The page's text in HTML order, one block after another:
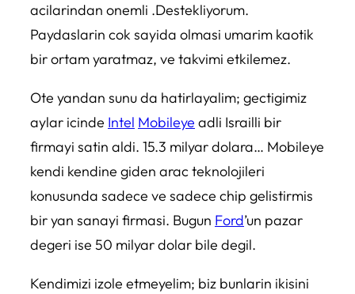
acilarindan onemli .Destekliyorum.
Paydaslarin cok sayida olmasi umarim kaotik
bir ortam yaratmaz, ve takvimi etkilemez.
Ote yandan sunu da hatirlayalim; gectigimiz
aylar icinde Intel Mobileye adli Israilli bir
firmayi satin aldi. 15.3 milyar dolara… Mobileye
kendi kendine giden arac teknolojileri
konusunda sadece ve sadece chip gelistirmis
bir yan sanayi firmasi. Bugun Ford’un pazar
degeri ise 50 milyar dolar bile degil.
Kendimizi izole etmeyelim; biz bunlarin ikisini